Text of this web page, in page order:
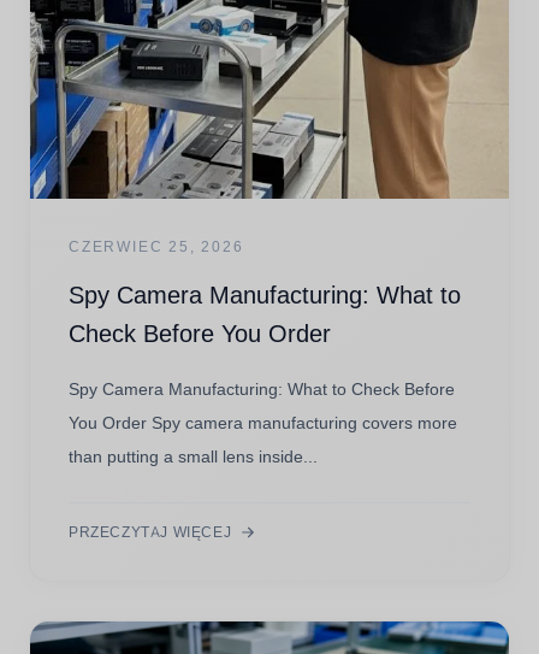
CZERWIEC 25, 2026
Spy Camera Manufacturing: What to
Check Before You Order
Spy Camera Manufacturing: What to Check Before
You Order Spy camera manufacturing covers more
than putting a small lens inside...
PRZECZYTAJ WIĘCEJ